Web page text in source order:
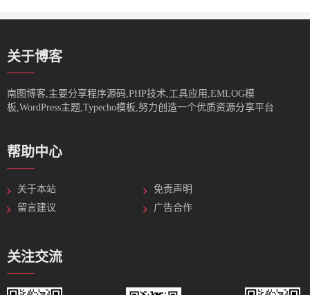
关于博客
南图博客,主要分享程序源码,PHP技术,工具应用,EMLOG模
板,WordPress主题,Typecho模板,努力创造一个优质资源分享平台
帮助中心
关于本站
免责声明
留言建议
广告合作
关注交流